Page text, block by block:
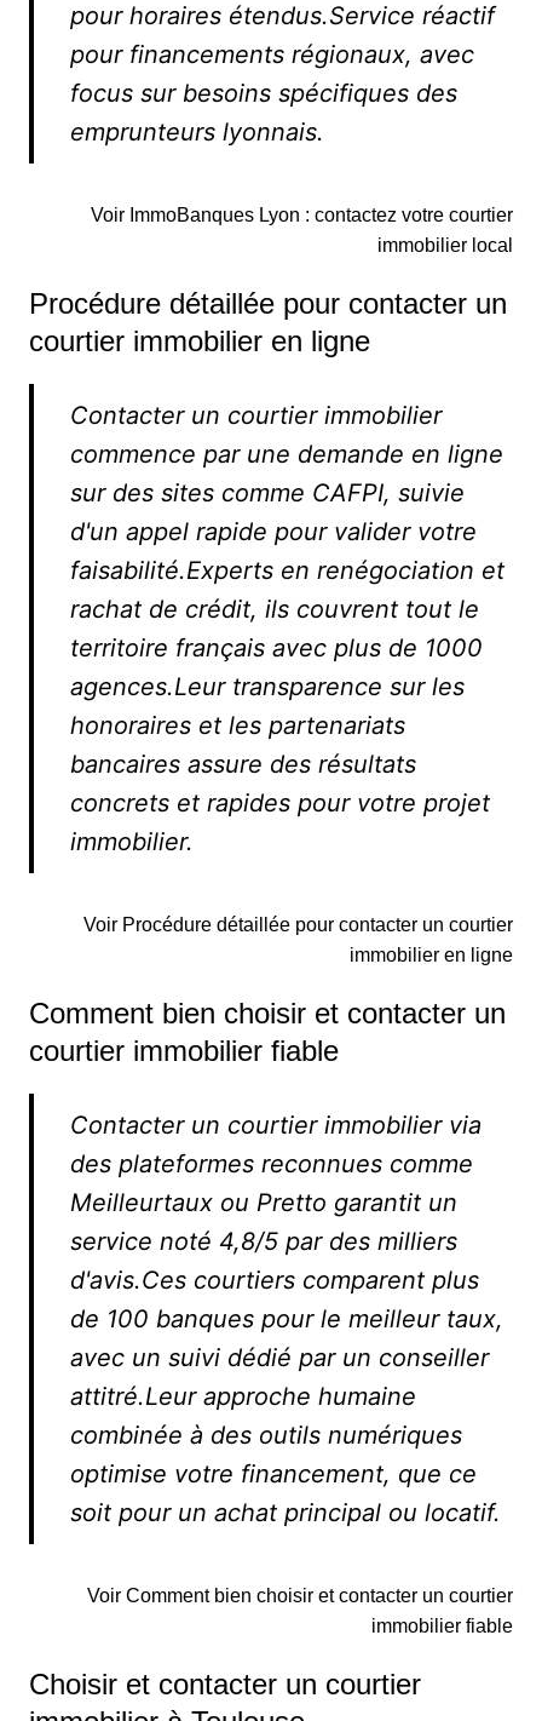
pour horaires étendus.Service réactif
pour financements régionaux, avec
focus sur besoins spécifiques des
emprunteurs lyonnais.
Voir ImmoBanques Lyon : contactez votre courtier
immobilier local
Procédure détaillée pour contacter un
courtier immobilier en ligne
Contacter un courtier immobilier
commence par une demande en ligne
sur des sites comme CAFPI, suivie
d'un appel rapide pour valider votre
faisabilité.Experts en renégociation et
rachat de crédit, ils couvrent tout le
territoire français avec plus de 1000
agences.Leur transparence sur les
honoraires et les partenariats
bancaires assure des résultats
concrets et rapides pour votre projet
immobilier.
Voir Procédure détaillée pour contacter un courtier
immobilier en ligne
Comment bien choisir et contacter un
courtier immobilier fiable
Contacter un courtier immobilier via
des plateformes reconnues comme
Meilleurtaux ou Pretto garantit un
service noté 4,8/5 par des milliers
d'avis.Ces courtiers comparent plus
de 100 banques pour le meilleur taux,
avec un suivi dédié par un conseiller
attitré.Leur approche humaine
combinée à des outils numériques
optimise votre financement, que ce
soit pour un achat principal ou locatif.
Voir Comment bien choisir et contacter un courtier
immobilier fiable
Choisir et contacter un courtier